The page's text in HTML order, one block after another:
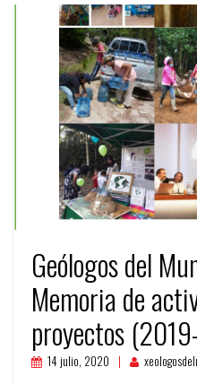
Geólogos del
Memoria de
proyectos
14 julio, 2020